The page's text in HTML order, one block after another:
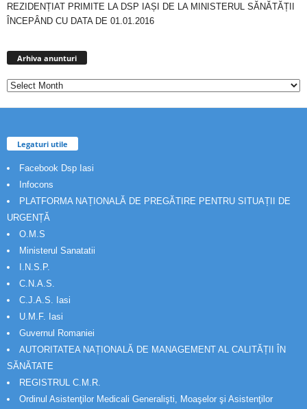
REZIDENȚIAT PRIMITE LA DSP IAȘI DE LA MINISTERUL SĂNĂTĂȚII
ÎNCEPÂND CU DATA DE 01.01.2016
Arhiva anunturi
Legaturi utile
Facebook Dsp Iasi
Infocons
PLATFORMA NAȚIONALĂ DE PREGĂTIRE PENTRU SITUAȚII DE
URGENȚĂ
O.M.S
Ministerul Sanatatii
I.N.S.P.
C.N.A.S.
C.J.A.S. Iasi
U.M.F. Iasi
Guvernul Romaniei
AUTORITATEA NAȚIONALĂ DE MANAGEMENT AL CALITĂȚII ÎN
SĂNĂTATE
REGISTRUL C.M.R.
Ordinul Asistenţilor Medicali Generalişti, Moaşelor şi Asistenţilor